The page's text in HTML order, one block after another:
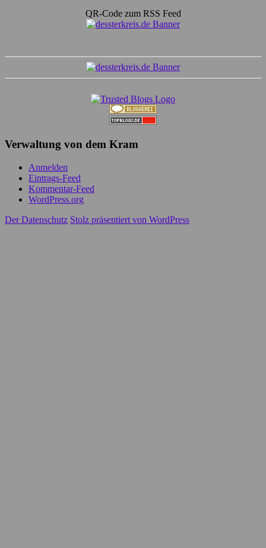
QR-Code zum RSS Feed
Verwaltung von dem Kram
Anmelden
Eintrags-Feed
Kommentar-Feed
WordPress.org
Der Datenschutz Stolz präsentiert von WordPress